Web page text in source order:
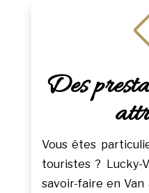
Des
Vous êtes
touristes ? Lucky-
savoir-faire en Van